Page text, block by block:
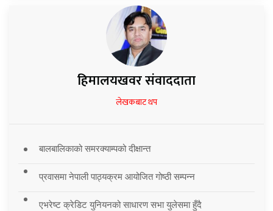
हिमालयखवर संवाददाता
लेखकबाट थप
बालबालिकाको समरक्याम्पको दीक्षान्त
प्रवासमा नेपाली पाठ्यक्रम आयोजित गोष्ठी सम्पन्न
एभरेष्ट क्रेडिट युनियनको साधारण सभा युलेसमा हुँदै